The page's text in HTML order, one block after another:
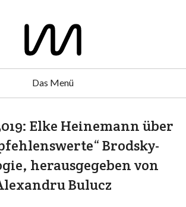
Das Menü
Elke Heinemann über
Brodsky-
herausgegeben von
Bulucz